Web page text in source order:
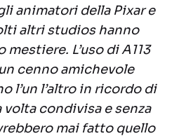
animatori della Pixar e
altri studios hanno
L’uso di A113
cenno amichevole
l’un l’altro in ricordo di
volta condivisa e senza
mai fatto quello